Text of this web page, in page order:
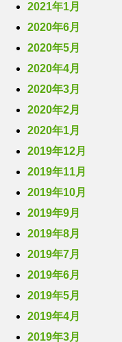
2021年1月
2020年6月
2020年5月
2020年4月
2020年3月
2020年2月
2020年1月
2019年12月
2019年11月
2019年10月
2019年9月
2019年8月
2019年7月
2019年6月
2019年5月
2019年4月
2019年3月